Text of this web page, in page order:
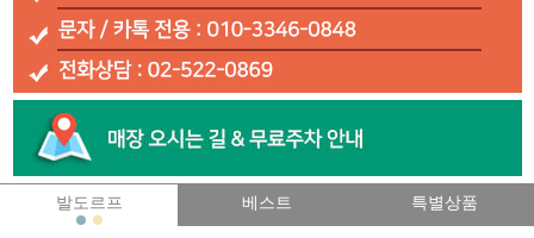
발도르프 베스트 특별상품